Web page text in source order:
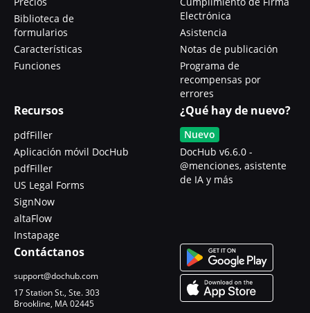
Biblioteca de
formularios
Características
Funciones
Electrónica
Asistencia
Notas de publicación
Programa de
recompensas por
errores
Recursos
pdfFiller
Aplicación móvil DocHub
pdfFiller
US Legal Forms
SignNow
altaFlow
Instapage
¿Qué hay de nuevo?
Nuevo
DocHub v6.6.0 -
@menciones, asistente
de IA y más
Contáctanos
support@dochub.com
17 Station St., Ste. 303
Brookline, MA 02445